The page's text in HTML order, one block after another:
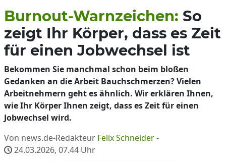
Burnout-Warnzeichen: So
zeigt Ihr Körper, dass es Zeit
für einen Jobwechsel ist
Bekommen Sie manchmal schon beim bloßen
Gedanken an die Arbeit Bauchschmerzen? Vielen
Arbeitnehmern geht es ähnlich. Wir erklären Ihnen,
wie Ihr Körper Ihnen zeigt, dass es Zeit für einen
Jobwechsel wird.
Von news.de-Redakteur Felix Schneider-
24.03.2026, 07.44 Uhr